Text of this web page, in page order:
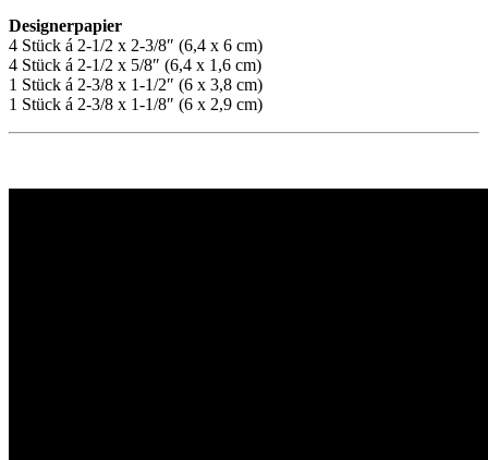
Designerpapier
4 Stück á 2-1/2 x 2-3/8″ (6,4 x 6 cm)
4 Stück á 2-1/2 x 5/8″ (6,4 x 1,6 cm)
1 Stück á 2-3/8 x 1-1/2″ (6 x 3,8 cm)
1 Stück á 2-3/8 x 1-1/8″ (6 x 2,9 cm)